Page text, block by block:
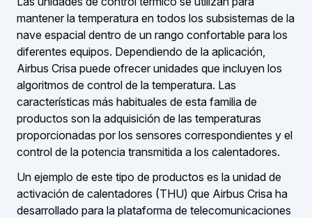
mantener la temperatura en todos los subsistemas de la
nave espacial dentro de un rango confortable para los
diferentes equipos. Dependiendo de la aplicación,
Airbus Crisa puede ofrecer unidades que incluyen los
algoritmos de control de la temperatura. Las
características más habituales de esta familia de
productos son la adquisición de las temperaturas
proporcionadas por los sensores correspondientes y el
control de la potencia transmitida a los calentadores.
Un ejemplo de este tipo de productos es la unidad de
activación de calentadores (THU) que Airbus Crisa ha
desarrollado para la plataforma de telecomunicaciones